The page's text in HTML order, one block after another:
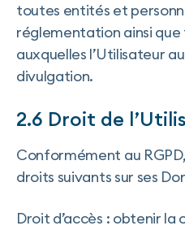
toutes entités et
réglementation ainsi
auxquelles l’Utilisateur
divulgation.
2.6 Droit de
Conformément au
droits suivants sur ses
Droit d’accès : obtenir la